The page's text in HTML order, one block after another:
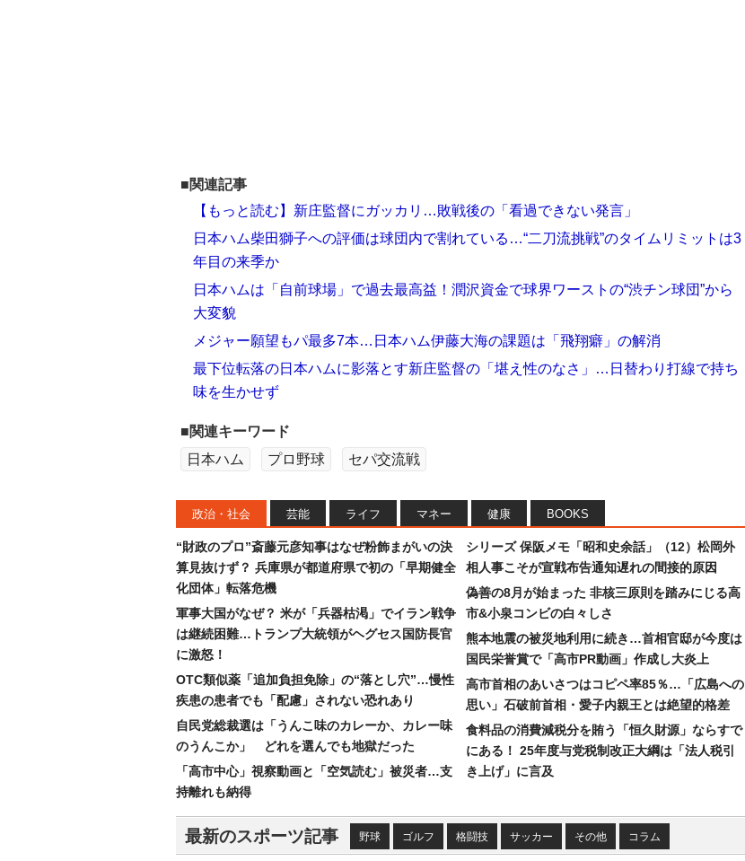
■関連記事
【もっと読む】新庄監督にガッカリ…敗戦後の「看過できない発言」
日本ハム柴田獅子への評価は球団内で割れている…“二刀流挑戦”のタイムリミットは3
年目の来季か
日本ハムは「自前球場」で過去最高益！潤沢資金で球界ワーストの“渋チン球団”から
大変貌
メジャー願望もパ最多7本…日本ハム伊藤大海の課題は「飛翔癖」の解消
最下位転落の日本ハムに影落とす新庄監督の「堪え性のなさ」…日替わり打線で持ち
味を生かせず
■関連キーワード
日本ハム
プロ野球 セパ交流戦
政治・社会 芸能 ライフ マネー 健康 BOOKS
“財政のプロ”斎藤元彦知事はなぜ粉飾まがいの決
算見抜けず？ 兵庫県が都道府県で初の「早期健全
化団体」転落危機
軍事大国がなぜ？ 米が「兵器枯渇」でイラン戦争
は継続困難…トランプ大統領がヘグセス国防長官
に激怒！
OTC類似薬「追加負担免除」の“落とし穴”…慢性
疾患の患者でも「配慮」されない恐れあり
自民党総裁選は「うんこ味のカレーか、カレー味
のうんこか」 どれを選んでも地獄だった
「高市中心」視察動画と「空気読む」被災者…支
持離れも納得
シリーズ 保阪メモ「昭和史余話」（12）松岡外
相人事こそが宣戦布告通知遅れの間接的原因
偽善の8月が始まった 非核三原則を踏みにじる高
市&小泉コンビの白々しさ
熊本地震の被災地利用に続き…首相官邸が今度は
国民栄誉賞で「高市PR動画」作成し大炎上
高市首相のあいさつはコピペ率85％…「広島への
思い」石破前首相・愛子内親王とは絶望的格差
食料品の消費減税分を賄う「恒久財源」ならすで
にある！ 25年度与党税制改正大綱は「法人税引
き上げ」に言及
最新のスポーツ記事 野球 ゴルフ 格闘技 サッカー その他 コラム